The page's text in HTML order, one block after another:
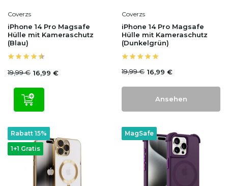
Coverzs
iPhone 14 Pro Magsafe
Hülle mit Kameraschutz
(Blau)
19,99 € 16,99 €
Coverzs
iPhone 14 Pro Magsafe
Hülle mit Kameraschutz
(Dunkelgrün)
19,99 € 16,99 €
Ansehen
1+1 Gratis
Rabatt 15% MagSafe